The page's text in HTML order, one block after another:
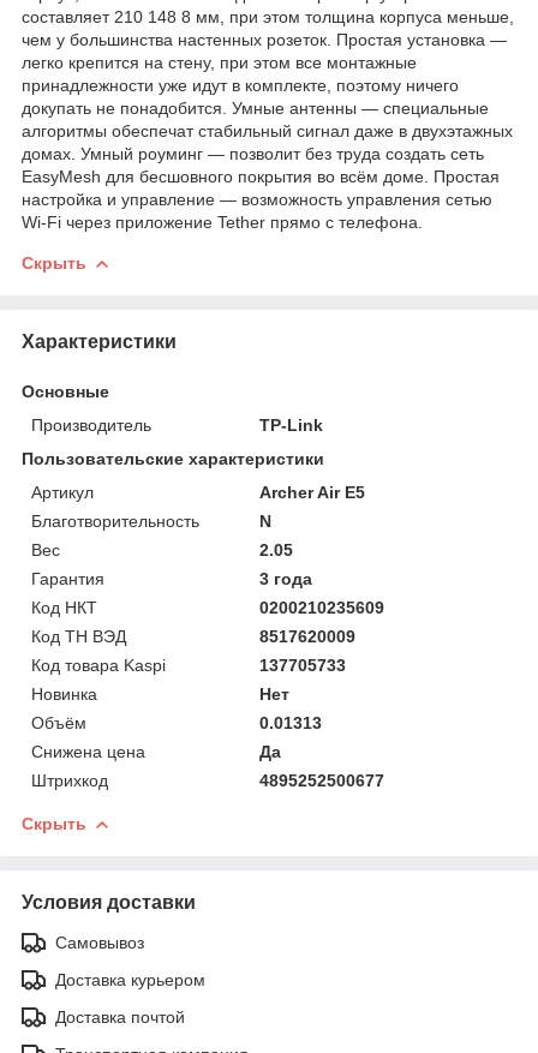
составляет 210 148 8 мм, при этом толщина корпуса меньше,
чем у большинства настенных розеток. Простая установка —
легко крепится на стену, при этом все монтажные
принадлежности уже идут в комплекте, поэтому ничего
докупать не понадобится. Умные антенны — специальные
алгоритмы обеспечат стабильный сигнал даже в двухэтажных
домах. Умный роуминг — позволит без труда создать сеть
EasyMesh для бесшовного покрытия во всём доме. Простая
настройка и управление — возможность управления сетью
Wi‑Fi через приложение Tether прямо с телефона.
Скрыть
Характеристики
Основные
Производитель
TP-Link
Пользовательские характеристики
Артикул
Archer Air E5
Благотворительность
N
Вес
2.05
Гарантия
3 года
Код НКТ
0200210235609
Код ТН ВЭД
8517620009
Код товара Kaspi
137705733
Новинка
Нет
Объём
0.01313
Снижена цена
Да
Штрихкод
4895252500677
Скрыть
Условия доставки
Самовывоз
Доставка курьером
Доставка почтой